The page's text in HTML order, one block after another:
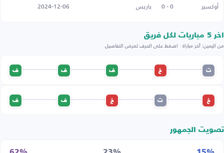
أوكسير
0 - 0 باريس 2024-12-06
اخر 5 مباريات لكل فريق
من اليمين: آخر مباراة · اضغط على الحرف لعرض التفاصيل
ت خ ف ف ف
خ ت خ ف ف
تصويت الجمهور